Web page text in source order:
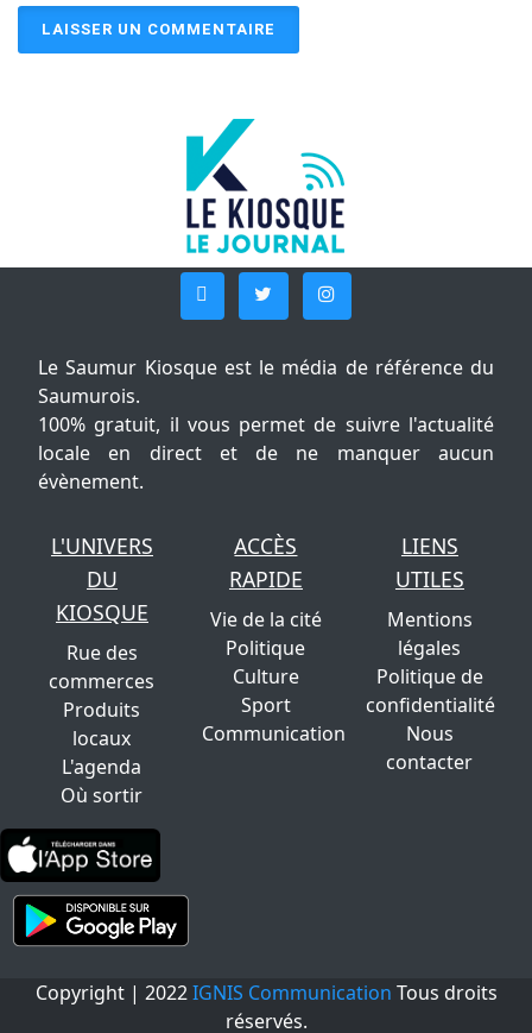
Le Saumur Kiosque est le média de référence du
Saumurois.
100% gratuit, il vous permet de suivre l'actualité
locale en direct et de ne manquer aucun
évènement.
L'UNIVERS
DU
KIOSQUE
Rue des
commerces
Produits
locaux
L'agenda
Où sortir
ACCÈS
RAPIDE
Vie de la cité
Politique
Culture
Sport
Communication
LIENS
UTILES
Mentions
légales
Politique de
confidentialité
Nous
contacter
Copyright | 2022IGNIS Communication Tous droits
réservés.